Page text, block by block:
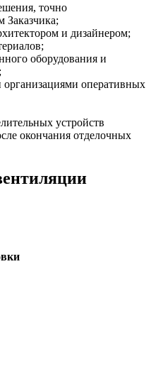
точно
Заказчика;
и дизайнером;
оборудования и
оперативных
устройств
окончания отделочных